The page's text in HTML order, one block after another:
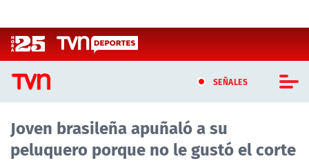
SEÑALES
CASTING MASTERCHEF CHILE
CASTING TVN VERTICAL
Joven brasileña apuñaló a su
peluquero porque no le gustó el corte